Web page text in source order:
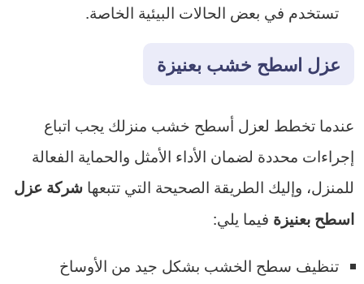
تستخدم في بعض الحالات البيئية الخاصة.
عزل اسطح خشب بعنيزة
عندما تخطط لعزل أسطح خشب منزلك يجب اتباع
إجراءات محددة لضمان الأداء الأمثل والحماية الفعالة
للمنزل، وإليك الطريقة الصحيحة التي تتبعها شركة عزل
اسطح بعنيزة فيما يلي:
تنظيف سطح الخشب بشكل جيد من الأوساخ